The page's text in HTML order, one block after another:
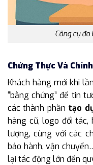
Công cụ
Chứng Thực Và
Khách hàng mới khi
“bằng chứng” để tin
các thành phần tạo
hàng cũ, logo đối tác,
lượng, cùng với các
bảo hành, vận
lại tác động lớn đến